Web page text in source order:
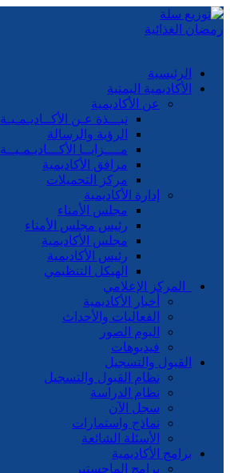
الرئيسية
الأكاديمية اليمنية
عن الأكاديمية
نبـــذة عـن الأكــاديـمـيـة
الرؤية والرسالة
مــــزايــا الأكـــاديـمـيــة
مرافق الأكاديمية
مركز التحميلات
إدارة الأكاديمية
مجلس الأمناء
رئيس مجلس الأمناء
مجلس الأكاديمية
رئيس الأكاديمية
الهيكل التنظيمي
المركز الإعلامي
أخبار الأكاديمية
الفعاليات والأحداث
البوم الصور
فيديوهات
القبول والتسجيل
نظام القبول والتسجيل
نظام الدراسة
سجل الآن
نماذج واستمارات
الأسئلة الشائعة
برامج الأكاديمية
برامج الماجستير